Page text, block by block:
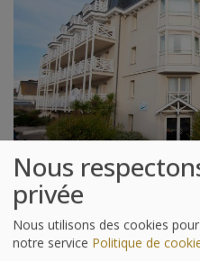
La résidence :
Neptunia
Nous
privée
Nous utilisons des cookies
notre service Politique de